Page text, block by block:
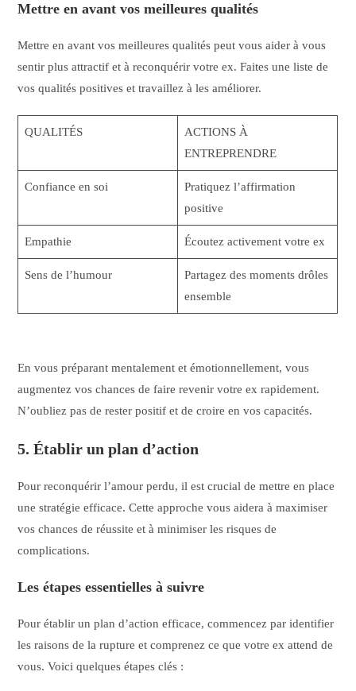
Mettre en avant vos meilleures qualités
Mettre en avant vos meilleures qualités peut vous aider à vous
sentir plus attractif et à reconquérir votre ex. Faites une liste de
vos qualités positives et travaillez à les améliorer.
QUALITÉS
ACTIONS À
ENTREPRENDRE
Confiance en soi
Pratiquez l’affirmation
positive
Empathie Écoutez activement votre ex
Sens de l’humour
Partagez des moments drôles
ensemble
En vous préparant mentalement et émotionnellement, vous
augmentez vos chances de faire revenir votre ex rapidement.
N’oubliez pas de rester positif et de croire en vos capacités.
5. Établir un plan d’action
Pour reconquérir l’amour perdu, il est crucial de mettre en place
une stratégie efficace. Cette approche vous aidera à maximiser
vos chances de réussite et à minimiser les risques de
complications.
Les étapes essentielles à suivre
Pour établir un plan d’action efficace, commencez par identifier
les raisons de la rupture et comprenez ce que votre ex attend de
vous. Voici quelques étapes clés :